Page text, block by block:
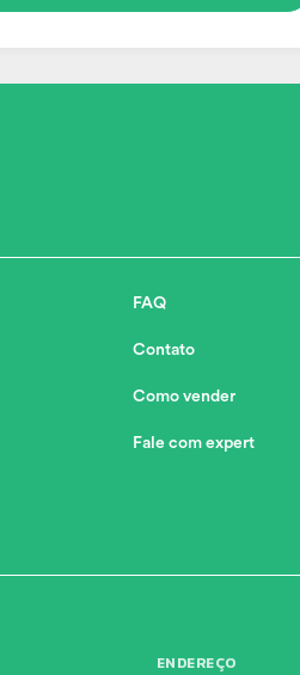
FAQ
Contato
Como vender
Fale com expert
ENDEREÇO